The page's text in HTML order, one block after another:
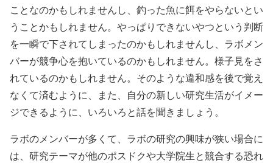
ことなのかもしれませんし、釣った魚に餌をやらないとい
うことかもしれません。やっぱりできないやつという判断
を一瞬で下されてしまったのかもしれませんし、ラボメン
バーが競争心を抱いているのかもしれません。様子見をさ
れているのかもしれません。そのような違和感を後で覚え
なくて済むように、また、自分の新しい研究生活がイメー
ジできるように、いろいろと話を聞きましょう。
ラボのメンバーが多くて、ラボの研究の興味が狭い場合に
は、研究テーマが他のポスドクや大学院生と競合する恐れ